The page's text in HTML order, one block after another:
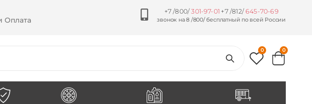
+7 /800/301-97-01 +7 /812/645-70-69
звонок на 8 /800/ бесплатный по всей России
Оплата
0 0